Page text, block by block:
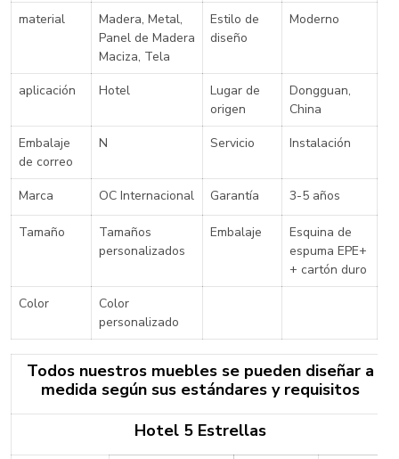
material
Madera, Metal,
Panel de Madera
Maciza, Tela
Estilo de
diseño
Moderno
aplicación Hotel
Lugar de
origen
Dongguan,
China
Embalaje
de correo
N Servicio Instalación
Marca OC Internacional Garantía 3-5 años
Tamaño
Tamaños
personalizados
Embalaje
Esquina de
espuma EPE+
+ cartón duro
Color
Color
personalizado
Todos nuestros muebles se pueden diseñar a
medida según sus estándares y requisitos
Hotel 5 Estrellas